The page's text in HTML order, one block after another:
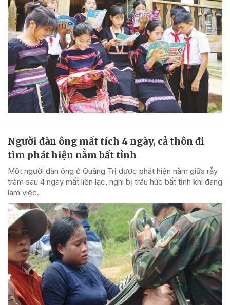
Người đàn ông mất tích 4 ngày, cả thôn đi
tìm phát hiện nằm bất tỉnh
Một người đàn ông ở Quảng Trị được phát hiện nằm giữa rẫy
tràm sau 4 ngày mất liên lạc, nghi bị trâu húc bất tỉnh khi đang
làm việc.